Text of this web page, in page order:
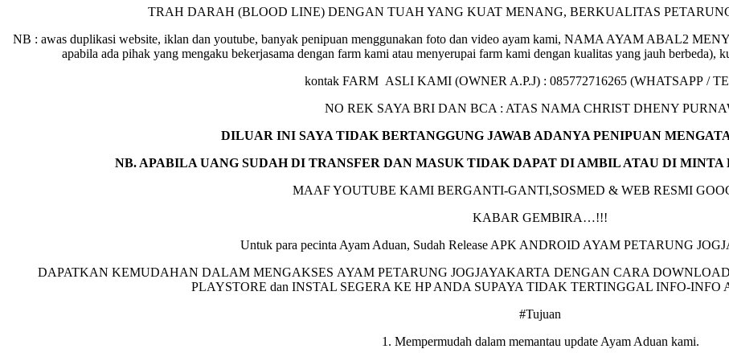
TRAH DARAH (BLOOD LINE) DENGAN TUAH YANG KUAT MENANG, BERKUALITAS
NB : awas duplikasi website, iklan dan youtube, banyak penipuan menggunakan foto dan video ayam kami, NAMA AYAM ABAL2
apabila ada pihak yang mengaku bekerjasama dengan farm kami atau menyerupai farm kami dengan kualitas yang jauh
kontak FARM ASLI KAMI (OWNER A.P.J) : 085772716265 (WHATSAPP /
NO REK SAYA BRI DAN BCA : ATAS NAMA CHRIST DHENY
DILUAR INI SAYA TIDAK BERTANGGUNG JAWAB ADANYA PENIPUAN
NB. APABILA UANG SUDAH DI TRANSFER DAN MASUK TIDAK DAPAT DI AMBIL ATAU DI
MAAF YOUTUBE KAMI BERGANTI-GANTI,SOSMED & WEB RESMI
KABAR GEMBIRA…!!!
Untuk para pecinta Ayam Aduan, Sudah Release APK ANDROID AYAM PETARUNG
DAPATKAN KEMUDAHAN DALAM MENGAKSES AYAM PETARUNG JOGJAYAKARTA DENGAN CARA
PLAYSTORE dan INSTAL SEGERA KE HP ANDA SUPAYA TIDAK TERTINGGAL INFO-INFO
#Tujuan
1. Mempermudah dalam memantau update Ayam Aduan kami.